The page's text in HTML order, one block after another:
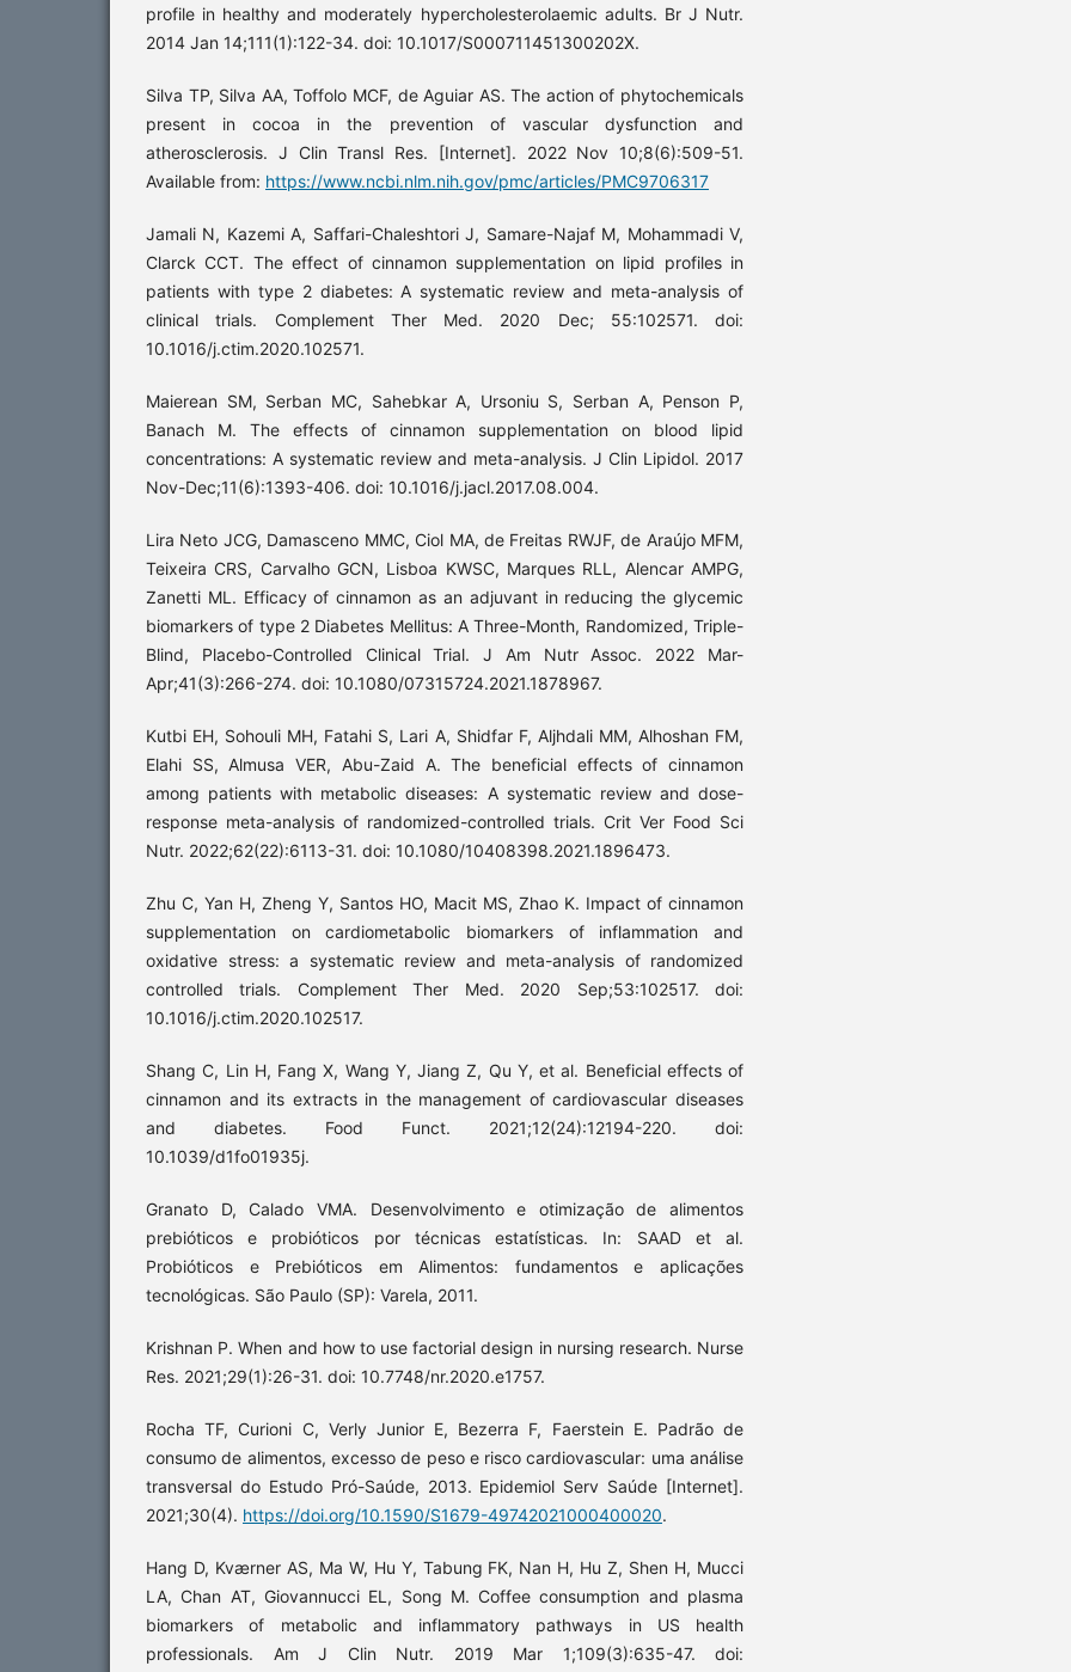
profile in healthy and moderately hypercholesterolaemic adults. Br J Nutr.
2014 Jan 14;111(1):122-34. doi: 10.1017/S000711451300202X.
Silva TP, Silva AA, Toffolo MCF, de Aguiar AS. The action of phytochemicals
present in cocoa in the prevention of vascular dysfunction and
atherosclerosis. J Clin Transl Res. [Internet]. 2022 Nov 10;8(6):509-51.
Available from: https://www.ncbi.nlm.nih.gov/pmc/articles/PMC9706317
Jamali N, Kazemi A, Saffari-Chaleshtori J, Samare-Najaf M, Mohammadi V,
Clarck CCT. The effect of cinnamon supplementation on lipid profiles in
patients with type 2 diabetes: A systematic review and meta-analysis of
clinical trials. Complement Ther Med. 2020 Dec; 55:102571. doi:
10.1016/j.ctim.2020.102571.
Maierean SM, Serban MC, Sahebkar A, Ursoniu S, Serban A, Penson P,
Banach M. The effects of cinnamon supplementation on blood lipid
concentrations: A systematic review and meta-analysis. J Clin Lipidol. 2017
Nov-Dec;11(6):1393-406. doi: 10.1016/j.jacl.2017.08.004.
Lira Neto JCG, Damasceno MMC, Ciol MA, de Freitas RWJF, de Araújo MFM,
Teixeira CRS, Carvalho GCN, Lisboa KWSC, Marques RLL, Alencar AMPG,
Zanetti ML. Efficacy of cinnamon as an adjuvant in reducing the glycemic
biomarkers of type 2 Diabetes Mellitus: A Three-Month, Randomized, Triple-
Blind, Placebo-Controlled Clinical Trial. J Am Nutr Assoc. 2022 Mar-
Apr;41(3):266-274. doi: 10.1080/07315724.2021.1878967.
Kutbi EH, Sohouli MH, Fatahi S, Lari A, Shidfar F, Aljhdali MM, Alhoshan FM,
Elahi SS, Almusa VER, Abu-Zaid A. The beneficial effects of cinnamon
among patients with metabolic diseases: A systematic review and dose-
response meta-analysis of randomized-controlled trials. Crit Ver Food Sci
Nutr. 2022;62(22):6113-31. doi: 10.1080/10408398.2021.1896473.
Zhu C, Yan H, Zheng Y, Santos HO, Macit MS, Zhao K. Impact of cinnamon
supplementation on cardiometabolic biomarkers of inflammation and
oxidative stress: a systematic review and meta-analysis of randomized
controlled trials. Complement Ther Med. 2020 Sep;53:102517. doi:
10.1016/j.ctim.2020.102517.
Shang C, Lin H, Fang X, Wang Y, Jiang Z, Qu Y, et al. Beneficial effects of
cinnamon and its extracts in the management of cardiovascular diseases
and diabetes. Food Funct. 2021;12(24):12194-220. doi:
10.1039/d1fo01935j.
Granato D, Calado VMA. Desenvolvimento e otimização de alimentos
prebióticos e probióticos por técnicas estatísticas. In: SAAD et al.
Probióticos e Prebióticos em Alimentos: fundamentos e aplicações
tecnológicas. São Paulo (SP): Varela, 2011.
Krishnan P. When and how to use factorial design in nursing research. Nurse
Res. 2021;29(1):26-31. doi: 10.7748/nr.2020.e1757.
Rocha TF, Curioni C, Verly Junior E, Bezerra F, Faerstein E. Padrão de
consumo de alimentos, excesso de peso e risco cardiovascular: uma análise
transversal do Estudo Pró-Saúde, 2013. Epidemiol Serv Saúde [Internet].
2021;30(4). https://doi.org/10.1590/S1679-49742021000400020.
Hang D, Kværner AS, Ma W, Hu Y, Tabung FK, Nan H, Hu Z, Shen H, Mucci
LA, Chan AT, Giovannucci EL, Song M. Coffee consumption and plasma
biomarkers of metabolic and inflammatory pathways in US health
professionals. Am J Clin Nutr. 2019 Mar 1;109(3):635-47. doi: